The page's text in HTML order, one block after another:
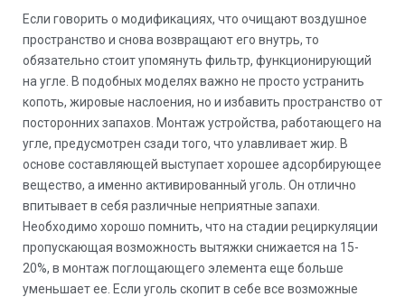
Если говорить о модификациях, что очищают воздушное
пространство и снова возвращают его внутрь, то
обязательно стоит упомянуть фильтр, функционирующий
на угле. В подобных моделях важно не просто устранить
копоть, жировые наслоения, но и избавить пространство от
посторонних запахов. Монтаж устройства, работающего на
угле, предусмотрен сзади того, что улавливает жир. В
основе составляющей выступает хорошее адсорбирующее
вещество, а именно активированный уголь. Он отлично
впитывает в себя различные неприятные запахи.
Необходимо хорошо помнить, что на стадии рециркуляции
пропускающая возможность вытяжки снижается на 15-
20%, в монтаж поглощающего элемента еще больше
уменьшает ее. Если уголь скопит в себе все возможные